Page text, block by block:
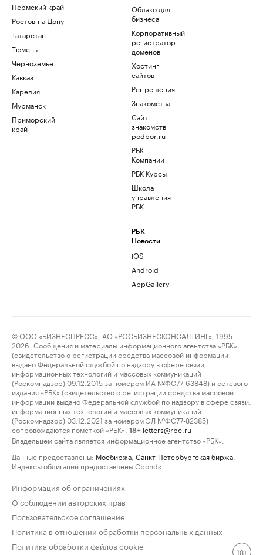
Пермский край
Ростов-на-Дону
Татарстан
Тюмень
Черноземье
Кавказ
Карелия
Мурманск
Приморский
край
Облако для
бизнеса
Корпоративный
регистратор
доменов
Хостинг
сайтов
Рег.решения
Знакомства
Сайт
знакомств
podbor.ru
РБК
Компании
РБК Курсы
Школа
управления
РБК
РБК
Новости
iOS
Android
AppGallery
© ООО «БИЗНЕСПРЕСС», АО «РОСБИЗНЕСКОНСАЛТИНГ», 1995–
2026. Сообщения и материалы информационного агентства «РБК»
(свидетельство о регистрации средства массовой информации
выдано Федеральной службой по надзору в сфере связи,
информационных технологий и массовых коммуникаций
(Роскомнадзор) 09.12.2015 за номером ИА №ФС77-63848) и сетевого
издания «РБК» (свидетельство о регистрации средства массовой
информации выдано Федеральной службой по надзору в сфере связи,
информационных технологий и массовых коммуникаций
(Роскомнадзор) 03.12.2021 за номером ЭЛ №ФС77-82385)
сопровождаются пометкой «РБК».
18+ letters@rbc.ru
Владельцем сайта является информационное агентство «РБК».
Данные предоставлены: Мосбиржа Санкт-Петербургская биржа
Индексы облигаций предоставлены Cbonds.
Информация об ограничениях
О соблюдении авторских прав
Пользовательское соглашение
Политика в отношении обработки персональных данных
Политика обработки файлов cookie
18+